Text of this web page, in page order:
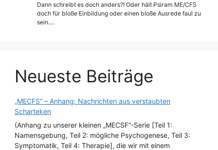
Dann schreibt es doch anders?! Oder hält Psiram ME/CFS
doch für bloße Einbildung oder einen bloße Ausrede faul zu
sein.…
Neueste Beiträge
„MECFS“ – Anhang: Nachrichten aus verstaubten
Scharteken
(Anhang zu unserer kleinen „MECSF“-Serie [Teil 1:
Namensgebung, Teil 2: mögliche Psychogenese, Teil 3:
Symptomatik, Teil 4: Therapie], die wir mit einem